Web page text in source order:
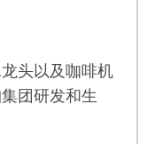
头以及咖啡机
团研发和生